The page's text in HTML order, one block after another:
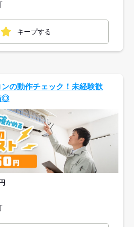
キープする
ンの動作チェック！未経験歓
◎